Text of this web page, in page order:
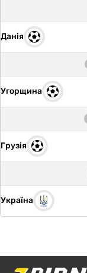
Данія
Угорщина
Грузія
Україна